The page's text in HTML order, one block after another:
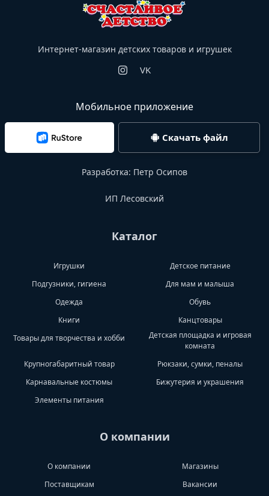
Интернет-магазин детских товаров и игрушек
VK
Мобильное приложение
Скачать файл
Разработка: Петр Осипов
ИП Лесовский
Каталог
Игрушки
Детское питание
Подгузники, гигиена
Для мам и малыша
Одежда
Обувь
Книги
Канцтовары
Товары для творчества и хобби
Детская площадка и игровая
комната
Крупногабаритный товар
Рюкзаки, сумки, пеналы
Карнавальные костюмы
Бижутерия и украшения
Элементы питания
О компании
О компании
Магазины
Поставщикам
Вакансии